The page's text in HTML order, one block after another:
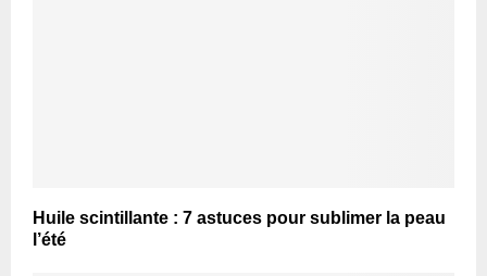
Huile scintillante : 7 astuces pour sublimer la peau
l’été